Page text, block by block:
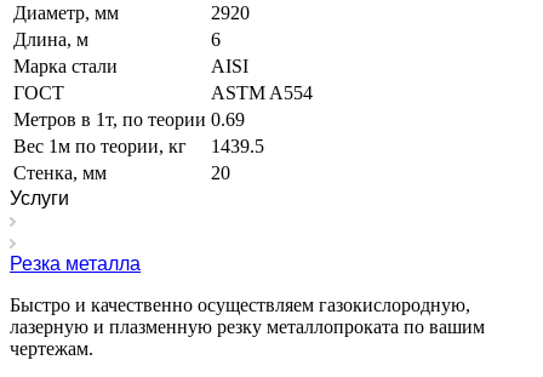
Диаметр, мм
2920
Длина, м
6
Марка стали
AISI
ГОСТ
ASTM A554
Метров в 1т, по теории 0.69
Вес 1м по теории, кг
1439.5
Стенка, мм
20
Услуги
Резка металла
Быстро и качественно осуществляем газокислородную,
лазерную и плазменную резку металлопроката по вашим
чертежам.